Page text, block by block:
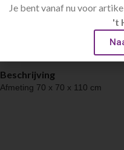
Beschrijving
Afmeting 70 x 70 x 110 cm
Je bent vanaf nu voor
't